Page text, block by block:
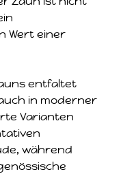
Wert einer
entfaltet
in moderner
Varianten
während